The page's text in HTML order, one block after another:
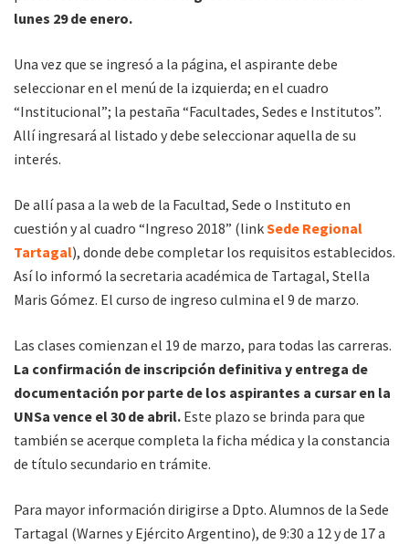
lunes 29 de enero.
Una vez que se ingresó a la página, el aspirante debe
seleccionar en el menú de la izquierda; en el cuadro
“Institucional”; la pestaña “Facultades, Sedes e Institutos”.
Allí ingresará al listado y debe seleccionar aquella de su
interés.
De allí pasa a la web de la Facultad, Sede o Instituto en
cuestión y al cuadro “Ingreso 2018” (linkSede Regional
Tartagal), donde debe completar los requisitos establecidos.
Así lo informó la secretaria académica de Tartagal, Stella
Maris Gómez. El curso de ingreso culmina el 9 de marzo.
Las clases comienzan el 19 de marzo, para todas las carreras.
La confirmación de inscripción definitiva y entrega de
documentación por parte de los aspirantes a cursar en la
UNSa vence el 30 de abril. Este plazo se brinda para que
también se acerque completa la ficha médica y la constancia
de título secundario en trámite.
Para mayor información dirigirse a Dpto. Alumnos de la Sede
Tartagal (Warnes y Ejército Argentino), de 9:30 a 12 y de 17 a